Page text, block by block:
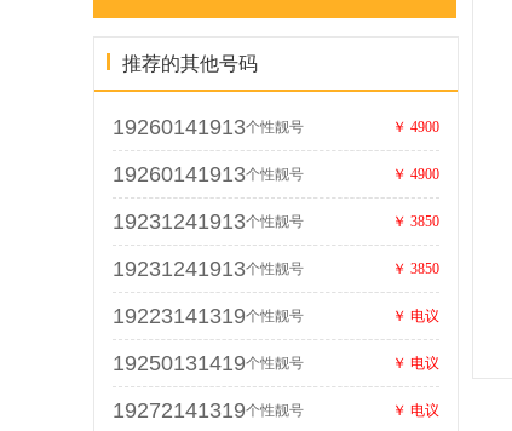
推荐的其他号码
19260141913个性靓号 ￥ 4900
19260141913个性靓号 ￥ 4900
19231241913个性靓号 ￥ 3850
19231241913个性靓号 ￥ 3850
19223141319个性靓号 ￥ 电议
19250131419个性靓号 ￥ 电议
19272141319个性靓号 ￥ 电议